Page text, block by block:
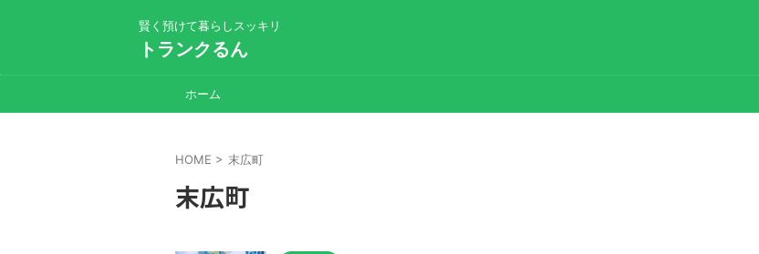
賢く預けて暮らしスッキリ
トランクるん
ホーム
HOME > 末広町
末広町